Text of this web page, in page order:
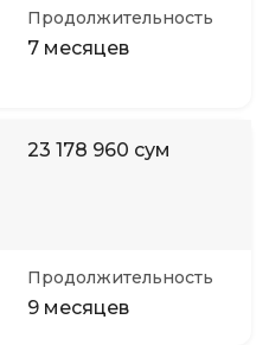
Продолжительность
7 месяцев
23 178 960 сум
Продолжительность
9 месяцев